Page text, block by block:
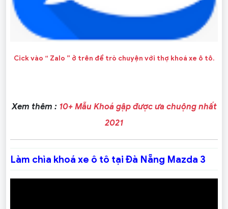
Cick vào “ Zalo ” ở trên để trò chuyện với thợ khoá xe ô tô.
Xem thêm : 10+ Mẫu Khoá gập được ưa chuộng nhất
2021
Làm chìa khoá xe ô tô tại Đà Nẵng Mazda 3